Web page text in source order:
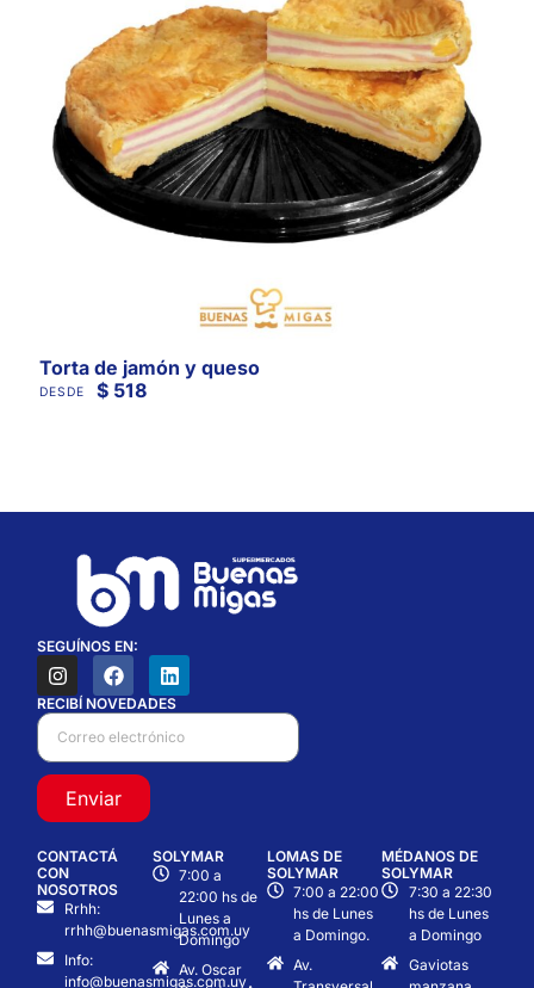
Torta de jamón y queso
DESDE $518
SEGUÍNOS EN:
RECIBÍ NOVEDADES
Enviar
CONTACTÁ
CON
NOSOTROS
Rrhh:
rrhh@buenasmigas.com.uy
Info:
info@buenasmigas.com.uy
SOLYMAR
7:00 a
22:00 hs de
Lunes a
Domingo
Av. Oscar
LOMAS DE
SOLYMAR
7:00 a 22:00
hs de Lunes
a Domingo.
Av.
MÉDANOS DE
SOLYMAR
7:30 a 22:30
hs de Lunes
a Domingo
Gaviotas